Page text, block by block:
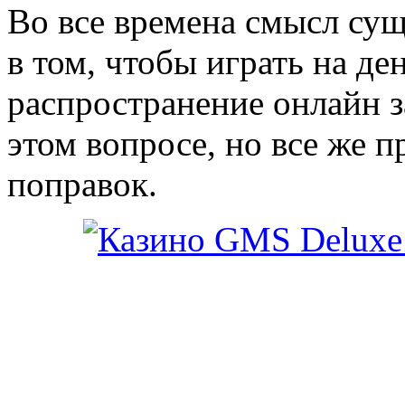
Во все времена смысл
в том, чтобы играть на
распространение онлайн
этом вопросе, но все же
поправок.